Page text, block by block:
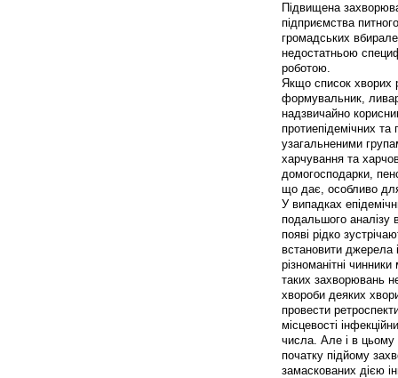
Підвищена
підприємства
громадських
недостатньою
роботою.
Якщо список хворих
формувальник,
надзвичайно
протиепідемічних
узагальненими
харчування та
домогосподарки,
що дає, особливо для
У випадках
подальшого аналізу
появі рідко
встановити джерела
різноманітні
таких захворювань
хвороби деяких
провести
місцевості
числа. Але і в цьому
початку підйому
замаскованих дією